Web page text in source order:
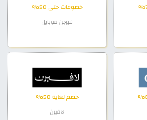
خصومات حتى 50%
فيرجن موبايل
خصم لغاية 50%
لافيرن